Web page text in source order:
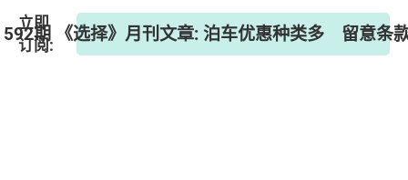
立即
订阅:
592期 《选择》月刊文章: 泊车优惠种类多 留意条